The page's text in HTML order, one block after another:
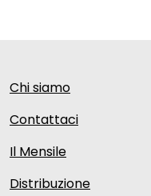
Chi siamo
Contattaci
Il Mensile
Distribuzione